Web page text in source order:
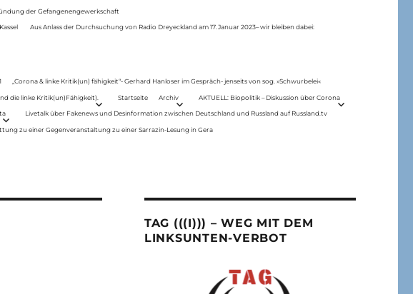
der Gefangenengewerkschaft
Aus Anlass der Durchsuchung von Radio Dreyeckland am 17.Januar 2023– wir bleiben dabei:
„Corona & linke Kritik(un) fähigkeit“- Gerhard Hanloser im Gespräch- jenseits von sog. »Schwurbelei«
die linke Kritik(un)Fähigkeit). Startseite Archiv AKTUELL: Biopolitik – Diskussion über Corona
Livetalk über Fakenews und Desinformation zwischen Deutschland und Russland auf Russland.tv
zu einer Gegenveranstaltung zu einer Sarrazin-Lesung in Gera
TAG (((I))) – WEG MIT DEM
LINKSUNTEN-VERBOT